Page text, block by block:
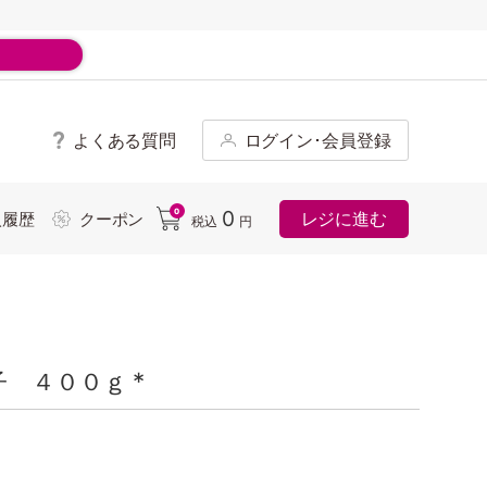
よくある質問 ログイン･会員登録
歴 クーポン 0
税込 0 円 レジに進む
４００ｇ *